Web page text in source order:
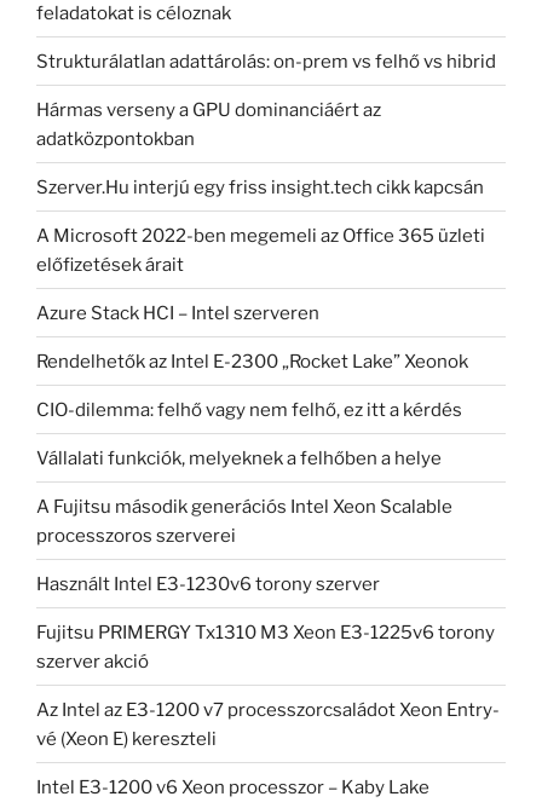
feladatokat is céloznak
Strukturálatlan adattárolás: on-prem vs felhő vs hibrid
Hármas verseny a GPU dominanciáért az
adatközpontokban
Szerver.Hu interjú egy friss insight.tech cikk kapcsán
A Microsoft 2022-ben megemeli az Office 365 üzleti
előfizetések árait
Azure Stack HCI – Intel szerveren
Rendelhetők az Intel E-2300 „Rocket Lake” Xeonok
CIO-dilemma: felhő vagy nem felhő, ez itt a kérdés
Vállalati funkciók, melyeknek a felhőben a helye
A Fujitsu második generációs Intel Xeon Scalable
processzoros szerverei
Használt Intel E3-1230v6 torony szerver
Fujitsu PRIMERGY Tx1310 M3 Xeon E3-1225v6 torony
szerver akció
Az Intel az E3-1200 v7 processzorcsaládot Xeon Entry-
vé (Xeon E) kereszteli
Intel E3-1200 v6 Xeon processzor – Kaby Lake